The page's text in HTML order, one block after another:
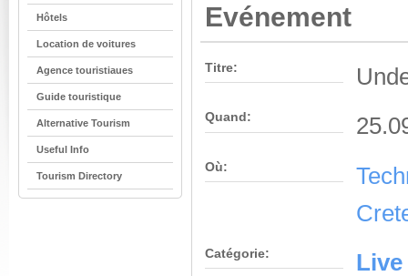
Hôtels
Location de voitures
Agence touristiaues
Guide touristique
Alternative Tourism
Useful Info
Tourism Directory
Evénement
Titre:
Quand:
Où:
Catégorie: Live